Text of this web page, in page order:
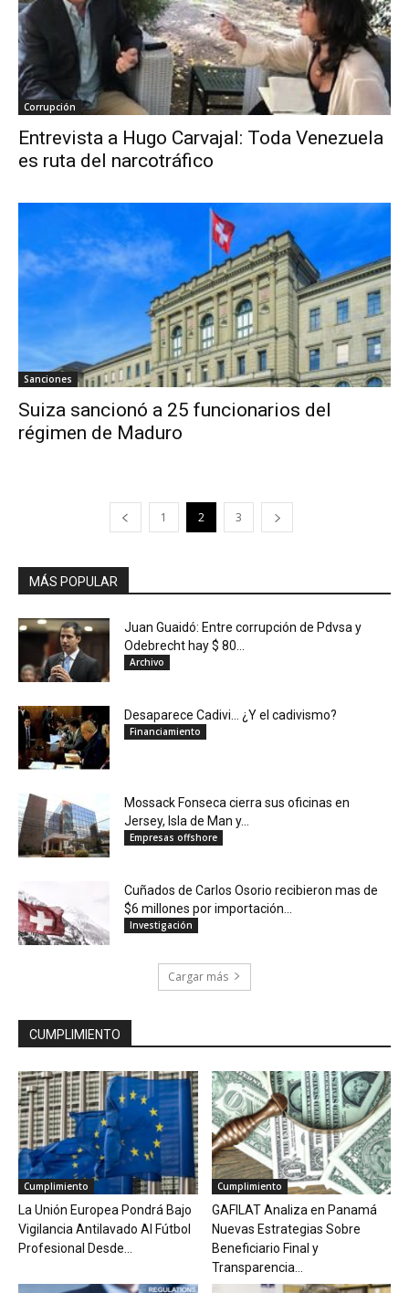
Corrupción
Entrevista a Hugo Carvajal: Toda Venezuela
es ruta del narcotráfico
Sanciones
Suiza sancionó a 25 funcionarios del
régimen de Maduro
1 2 3
MÁS POPULAR
Juan Guaidó: Entre corrupción de Pdvsa y
Odebrecht hay $ 80...
Archivo
Desaparece Cadivi… ¿Y el cadivismo?
Financiamiento
Mossack Fonseca cierra sus oficinas en
Jersey, Isla de Man y...
Empresas offshore
Cuñados de Carlos Osorio recibieron mas de
$6 millones por importación...
Investigación
Cargar más
CUMPLIMIENTO
Cumplimiento
La Unión Europea Pondrá Bajo
Vigilancia Antilavado Al Fútbol
Profesional Desde...
Cumplimiento
GAFILAT Analiza en Panamá
Nuevas Estrategias Sobre
Beneficiario Final y
Transparencia...